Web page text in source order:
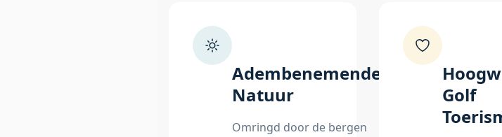
Adembenemende
Natuur
Omringd door de bergen
Golf